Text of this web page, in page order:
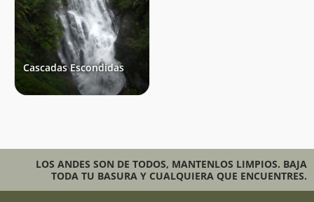
Cascadas Escondidas
LOS ANDES SON DE TODOS, MANTENLOS LIMPIOS. BAJA
TODA TU BASURA Y CUALQUIERA QUE ENCUENTRES.